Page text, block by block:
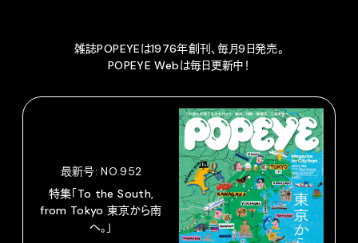
雑誌POPEYEは1976年創刊、毎月9日発売。
POPEYE Webは毎日更新中！
最新号: NO.952
特集「To the South,
from Tokyo 東京から南
へ。」